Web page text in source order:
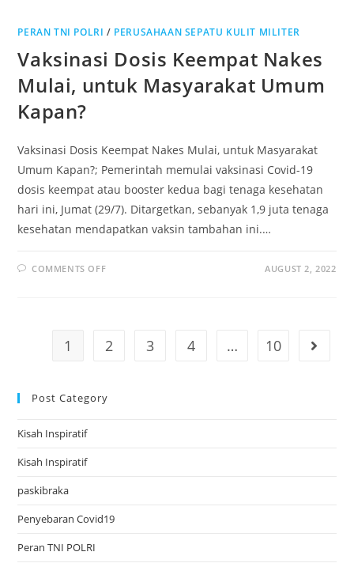
PUNYA
TERHADAP
COVID-
PERAN TNI POLRI / PERUSAHAAN SEPATU KULIT MILITER
Vaksinasi Dosis Keempat Nakes
Mulai, untuk Masyarakat Umum
Kapan?
Vaksinasi Dosis Keempat Nakes Mulai, untuk Masyarakat
Umum Kapan?; Pemerintah memulai vaksinasi Covid-19
dosis keempat atau booster kedua bagi tenaga kesehatan
hari ini, Jumat (29/7). Ditargetkan, sebanyak 1,9 juta tenaga
kesehatan mendapatkan vaksin tambahan ini.…
COMMENTS OFFON
MASYARAKAT
UMUM
AUGUST 2, 2022
1 2 3 4 … 10 Go to
Post Category
Kisah Inspiratif
Kisah Inspiratif
paskibraka
Penyebaran Covid19
Peran TNI POLRI